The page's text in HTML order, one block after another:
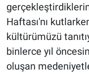
Haftası'nı
kültürümüzü
binlerce yıl
oluşan